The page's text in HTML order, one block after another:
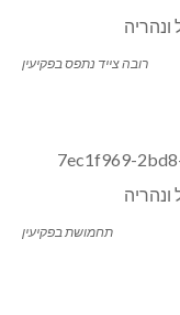
רובה צייד נתפס בפקיעין
תחמושת בפקיעין